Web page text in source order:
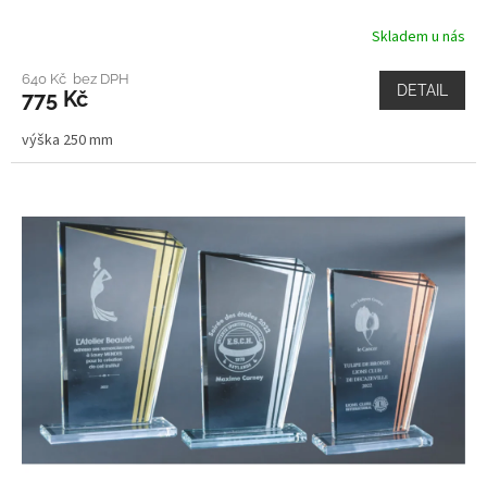
Skladem u nás
640 Kč bez DPH
775 Kč DETAIL
výška 250 mm